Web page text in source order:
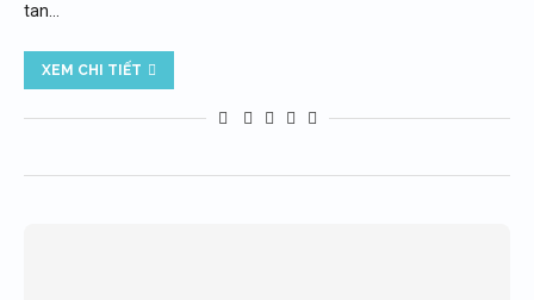
tan…
XEM CHI TIẾT